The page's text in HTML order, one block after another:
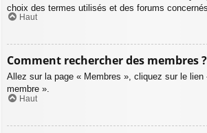
choix des termes utilisés et des forums
Haut
Comment rechercher des membres ?
Allez sur la page « Membres », cliquez sur le lien
membre ».
Haut